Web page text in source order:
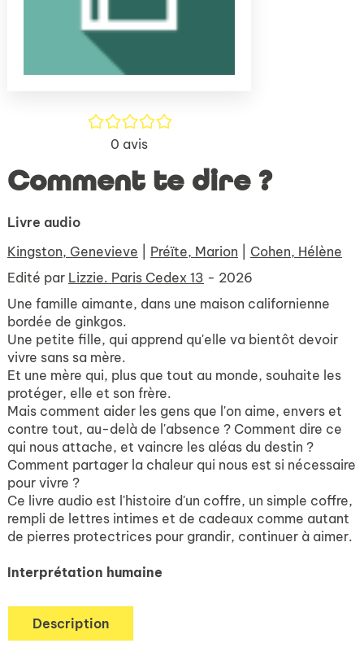
/5
0 avis
Comment te dire ?
Livre audio
Kingston, Genevieve
Préïte, Marion
Cohen, Hélène
Edité par Lizzie. Paris Cedex 13 - 2026
Une famille aimante, dans une maison californienne
bordée de ginkgos.
Une petite fille, qui apprend qu'elle va bientôt devoir
vivre sans sa mère.
Et une mère qui, plus que tout au monde, souhaite les
protéger, elle et son frère.
Mais comment aider les gens que l'on aime, envers et
contre tout, au-delà de l'absence ? Comment dire ce
qui nous attache, et vaincre les aléas du destin ?
Comment partager la chaleur qui nous est si nécessaire
pour vivre ?
Ce livre audio est l'histoire d'un coffre, un simple coffre,
rempli de lettres intimes et de cadeaux comme autant
de pierres protectrices pour grandir, continuer à aimer.
Interprétation humaine
Description